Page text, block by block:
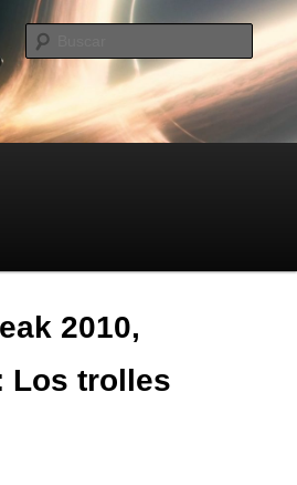
de Personalidad
Buscar
2010,
Los trolles